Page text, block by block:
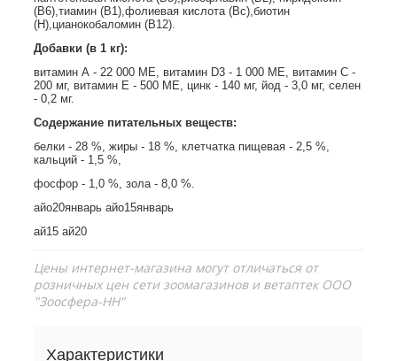
(В6),тиамин (В1),фолиевая кислота (Вс),биотин
(Н),цианокобаломин (В12).
Добавки (в 1 кг):
витамин А - 22 000 МЕ, витамин D3 - 1 000 ME, витамин С -
200 мг, витамин E - 500 ME, цинк - 140 мг, йод - 3,0 мг, селен
- 0,2 мг.
Содержание питательных веществ:
белки - 28 %, жиры - 18 %, клетчатка пищевая - 2,5 %,
кальций - 1,5 %,
фосфор - 1,0 %, зола - 8,0 %.
айо20январь айо15январь
ай15 ай20
Цены интернет-магазина могут отличаться от
розничных цен сети зоомагазинов и ветаптек ООО
"Зоосфера-НН"
Характеристики